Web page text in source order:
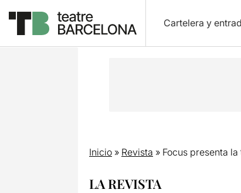
Cartelera y
Inicio» Revista » Focus presenta
LA REVISTA